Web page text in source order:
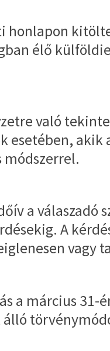
honlapon
élő
való
esetében,
módszerrel.
a válaszadó
A
vagy
a március